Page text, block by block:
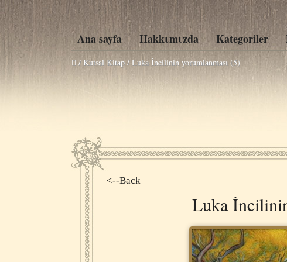
Ana sayfa Hakkιmιzda Kategoriler
/ Kutsal Kitap /Luka İncilinin yorumlanması (5)
<--Back
Luka